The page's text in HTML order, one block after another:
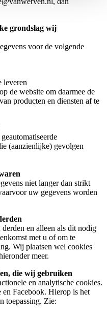
grondslag wij
voor de volgende
leveren
de website om daarmee de
producten en diensten af te
(aanzienlijke) gevolgen
niet langer dan strikt
uw gegevens worden
en alleen als dit nodig
met u of om te
Wij plaatsen wel cookies
meer.
die wij gebruiken
en analytische cookies.
Facebook. Hierop is het
toepassing. Zie: